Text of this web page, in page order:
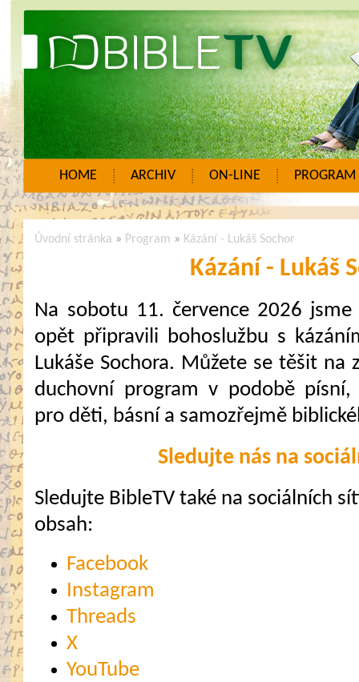
HOME ARCHIV ON-LINE PROGRAM
Úvodní stránka » Program » Kázání - Lukáš Sochor
Kázání - Lukáš
Na sobotu 11. července 2026 jsme
opět připravili bohoslužbu s
Lukáše Sochora. Můžete se těšit na
duchovní program v podobě písní,
pro děti, básní a samozřejmě
Sledujte nás na
Sledujte BibleTV také na sociálních
obsah:
Facebook
Instagram
Threads
X
YouTube